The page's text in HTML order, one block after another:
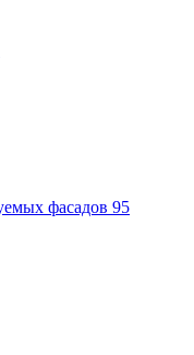
фасадов 95